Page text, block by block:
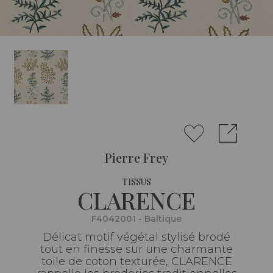
Pierre Frey
TISSUS
CLARENCE
F4042001 - Baltique
Délicat motif végétal stylisé brodé
tout en finesse sur une charmante
toile de coton texturée, CLARENCE